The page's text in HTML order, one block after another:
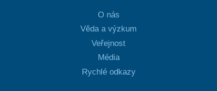
O nás
Věda a výzkum
Veřejnost
Média
Rychlé odkazy